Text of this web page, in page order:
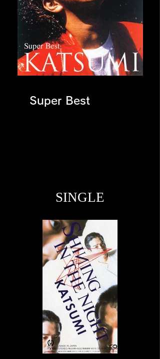
SINGLE
Super Best